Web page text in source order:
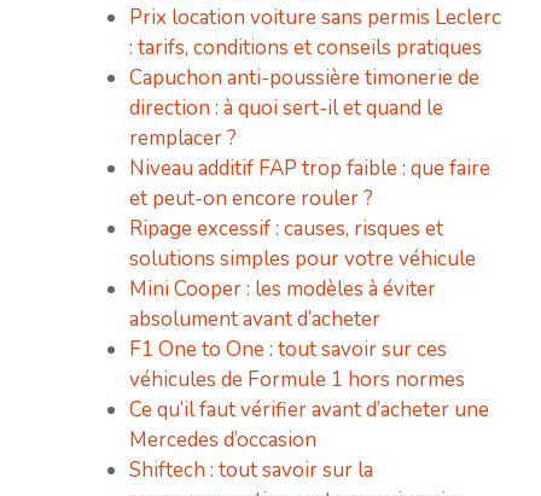
Prix location voiture sans permis Leclerc
: tarifs, conditions et conseils pratiques
Capuchon anti-poussière timonerie de
direction : à quoi sert-il et quand le
remplacer ?
Niveau additif FAP trop faible : que faire
et peut-on encore rouler ?
Ripage excessif : causes, risques et
solutions simples pour votre véhicule
Mini Cooper : les modèles à éviter
absolument avant d’acheter
F1 One to One : tout savoir sur ces
véhicules de Formule 1 hors normes
Ce qu’il faut vérifier avant d’acheter une
Mercedes d’occasion
Shiftech : tout savoir sur la